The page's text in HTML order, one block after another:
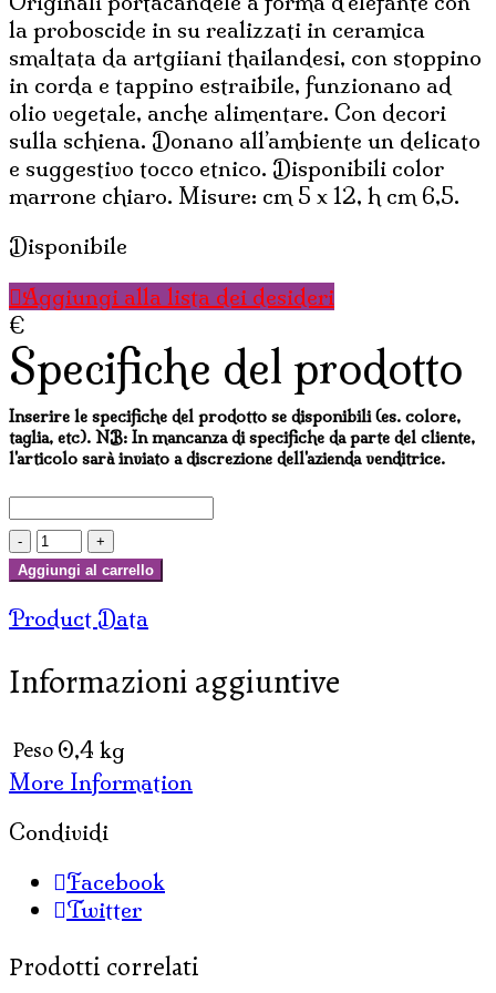
7,25€.5,80€.
la proboscide in su realizzati in ceramica
smaltata da artgiiani thailandesi, con stoppino
in corda e tappino estraibile, funzionano ad
olio vegetale, anche alimentare. Con decori
sulla schiena. Donano all’ambiente un delicato
e suggestivo tocco etnico. Disponibili color
marrone chiaro. Misure: cm 5 x 12, h cm 6,5.
Disponibile
Aggiungi alla lista dei desideri
€
Specifiche del prodotto
Inserire le specifiche del prodotto se disponibili (es. colore,
taglia, etc). NB: In mancanza di specifiche da parte del cliente,
l'articolo sarà inviato a discrezione dell'azienda venditrice.
LAMPADA
AD
ELEFANTE
CERAMICA
quantità
Aggiungi al carrello
Product Data
Informazioni aggiuntive
Peso 0,4 kg
More Information
Condividi
Facebook
Twitter
Prodotti correlati